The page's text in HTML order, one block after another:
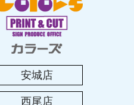
土曜日の営業時間変更のお知ら
2023-2024 年末年始のお休み
カラーズ西尾店移転のお知らせ
安城店
西尾店